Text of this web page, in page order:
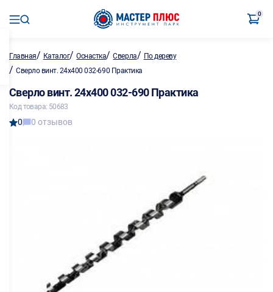
0
Главная/ Каталог/Оснастка/Сверла/ По дереву
/ Сверло винт. 24х400 032-690 Практика
Сверло винт. 24х400 032-690 Практика
Код товара: 50683
0 0 отзывов